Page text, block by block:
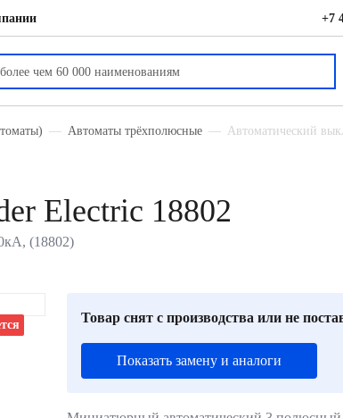
+7
Автоматы трёхполюсные
Автоматический
Electric 18802
(18802)
Товар снят с производства или не
Показать замену и аналоги